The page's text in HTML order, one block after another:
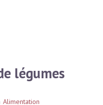
légumes
Alimentation